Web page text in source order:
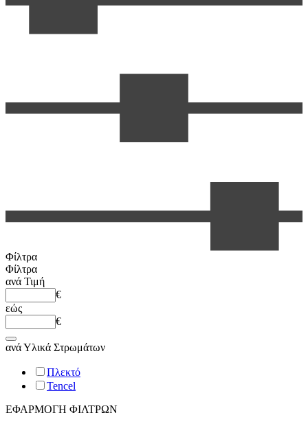
Φίλτρα
Φίλτρα
ανά Τιμή
€
εώς
€
ανάΥλικά Στρωμάτων
Πλεκτό
Tencel
ΕΦΑΡΜΟΓΗ ΦΙΛΤΡΩΝ